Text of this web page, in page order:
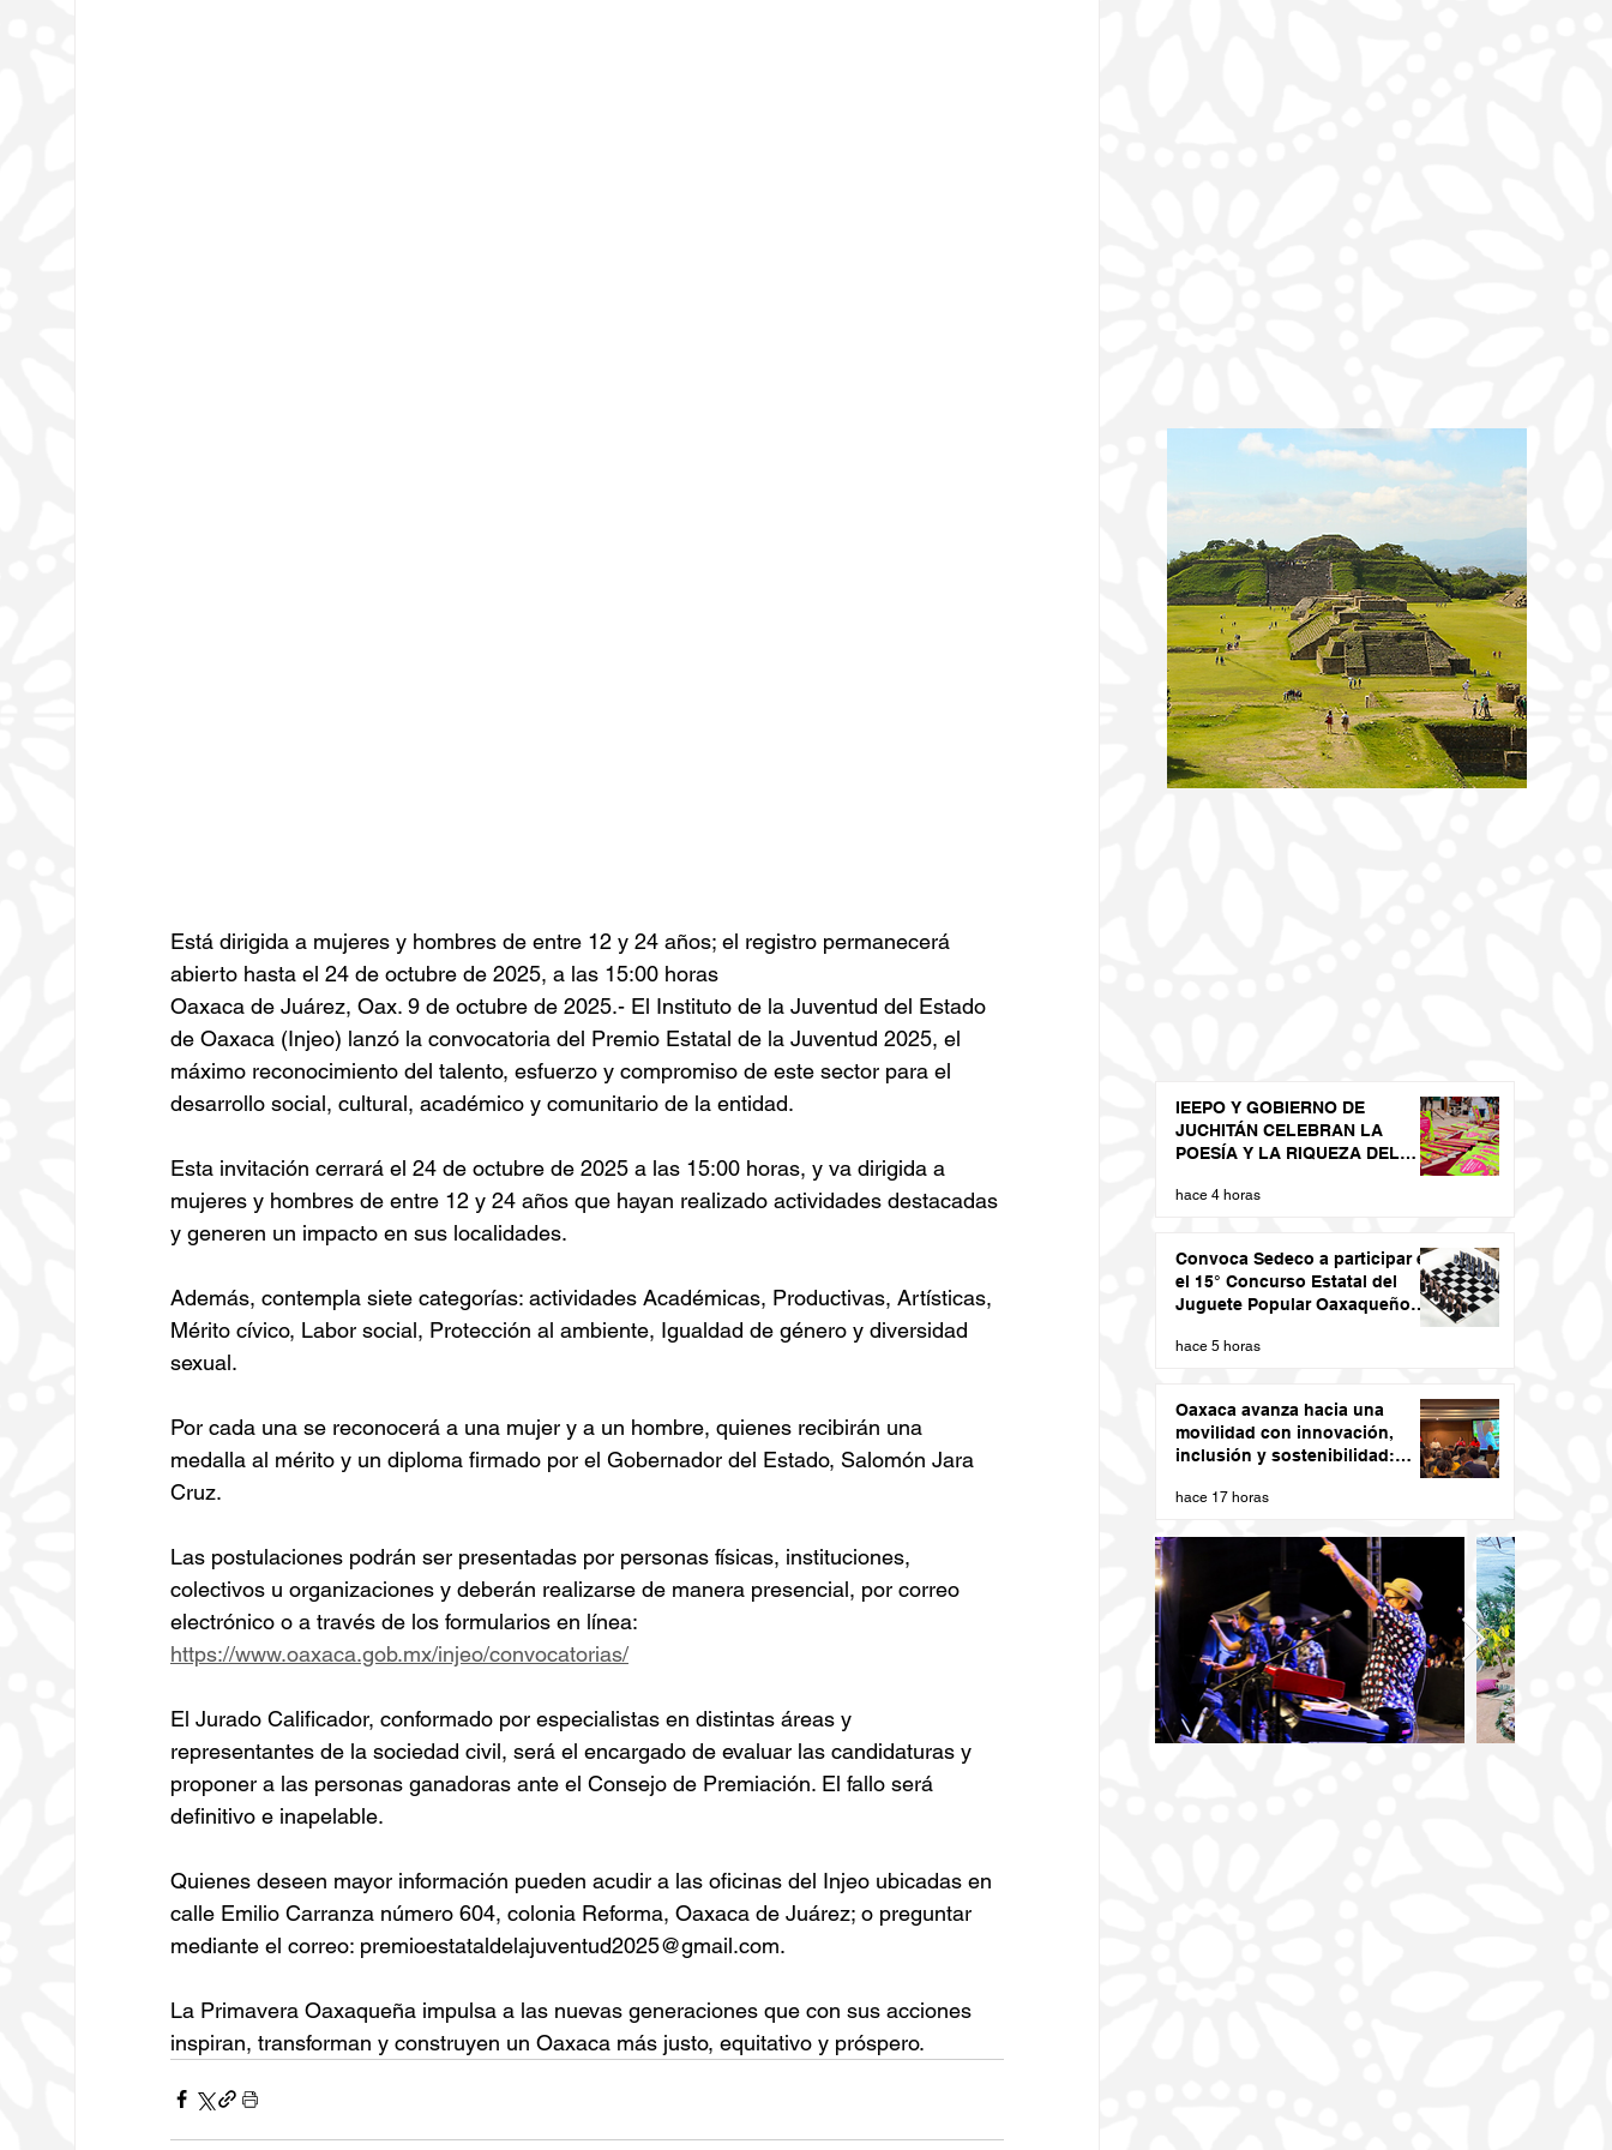
Está dirigida a mujeres y hombres de entre 12 y 24 años; el registro permanecerá
abierto hasta el 24 de octubre de 2025, a las 15:00 horas
Oaxaca de Juárez, Oax. 9 de octubre de 2025.- El Instituto de la Juventud del Estado
de Oaxaca (Injeo) lanzó la convocatoria del Premio Estatal de la Juventud 2025, el
máximo reconocimiento del talento, esfuerzo y compromiso de este sector para el
desarrollo social, cultural, académico y comunitario de la entidad.
Esta invitación cerrará el 24 de octubre de 2025 a las 15:00 horas, y va dirigida a
mujeres y hombres de entre 12 y 24 años que hayan realizado actividades destacadas
y generen un impacto en sus localidades.
Además, contempla siete categorías: actividades Académicas, Productivas, Artísticas,
Mérito cívico, Labor social, Protección al ambiente, Igualdad de género y diversidad
sexual.
Por cada una se reconocerá a una mujer y a un hombre, quienes recibirán una
medalla al mérito y un diploma firmado por el Gobernador del Estado, Salomón Jara
Cruz.
Las postulaciones podrán ser presentadas por personas físicas, instituciones,
colectivos u organizaciones y deberán realizarse de manera presencial, por correo
electrónico o a través de los formularios en línea:
https://www.oaxaca.gob.mx/injeo/convocatorias/
El Jurado Calificador, conformado por especialistas en distintas áreas y
representantes de la sociedad civil, será el encargado de evaluar las candidaturas y
proponer a las personas ganadoras ante el Consejo de Premiación. El fallo será
definitivo e inapelable.
Quienes deseen mayor información pueden acudir a las oficinas del Injeo ubicadas en
calle Emilio Carranza número 604, colonia Reforma, Oaxaca de Juárez; o preguntar
mediante el correo: premioestataldelajuventud2025@gmail.com.
La Primavera Oaxaqueña impulsa a las nuevas generaciones que con sus acciones
inspiran, transforman y construyen un Oaxaca más justo, equitativo y próspero.
IEEPO Y GOBIERNO DE
JUCHITÁN CELEBRAN LA
POESÍA Y LA RIQUEZA DEL
hace 4 horas
Convoca Sedeco a participar en
el 15° Concurso Estatal del
Juguete Popular Oaxaqueño
hace 5 horas
Oaxaca avanza hacia una
movilidad con innovación,
inclusión y sostenibilidad:
hace 17 horas